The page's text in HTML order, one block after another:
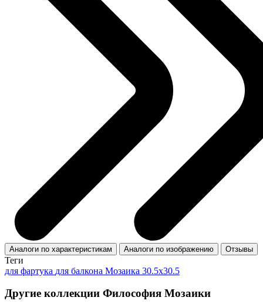
Аналоги по характеристикам Аналоги по изображению Отзывы
Теги
для фартука для балкона Мозаика 30.5x30.5
Другие коллекции Философия Мозаики